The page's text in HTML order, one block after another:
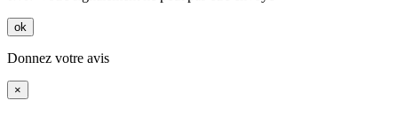
ok
Donnez votre avis
×